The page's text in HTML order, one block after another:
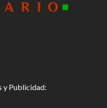
y Publicidad: